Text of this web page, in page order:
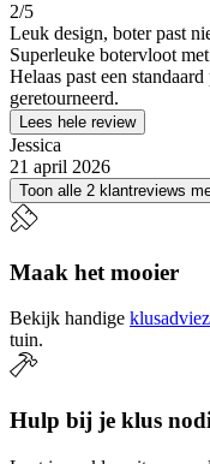
2/5
Leuk design, boter past
Superleuke botervloot
Helaas past een
geretourneerd.
Lees hele review
Jessica
21 april 2026
Toon alle 2 klantreviews
Maak het mooier
Bekijk handige
tuin.
Hulp bij je klus